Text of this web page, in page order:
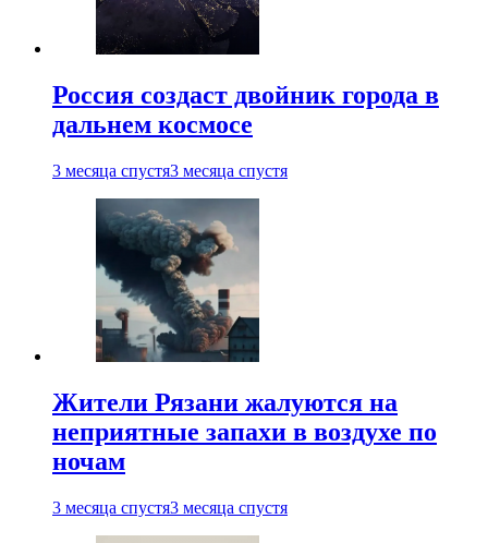
Россия создаст двойник города в
дальнем космосе
3 месяца спустя3 месяца спустя
Жители Рязани жалуются на
неприятные запахи в воздухе по
ночам
3 месяца спустя3 месяца спустя